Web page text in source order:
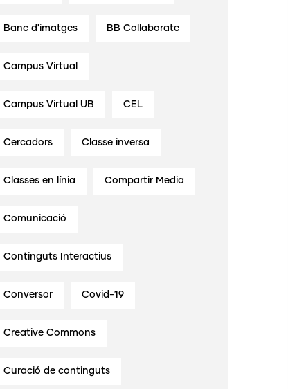
Banc d'imatges BB Collaborate
Campus Virtual
Campus Virtual UB CEL
Cercadors Classe inversa
Classes en línia Compartir Media
Comunicació
Continguts Interactius
Conversor Covid-19
Creative Commons
Curació de continguts